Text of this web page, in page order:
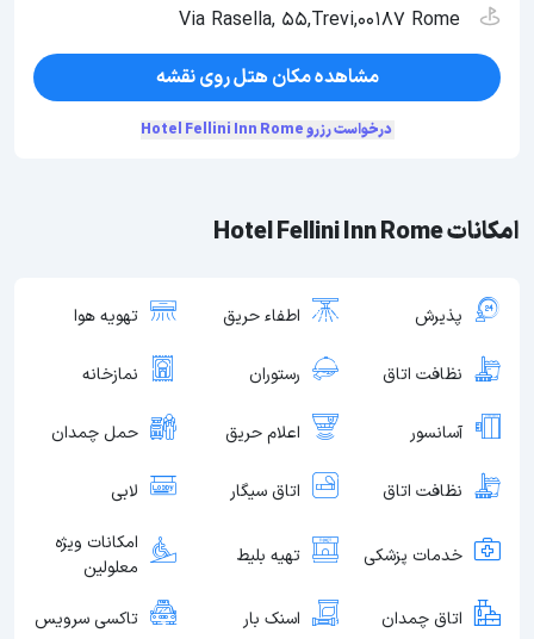
امکانات Hotel Fellini Inn Rome
پذیرش اطفاء حریق تهویه هوا
نظافت اتاق رستوران نمازخانه
آسانسور اعلام حریق حمل چمدان
نظافت اتاق اتاق سیگار لابی
خدمات پزشکی تهیه بلیط
امکانات ویژه
معلولین
اتاق چمدان اسنک بار تاکسی سرویس
Via Rasella, 55,Trevi,00187 Rome
مشاهده مکان هتل روی نقشه
درخواست رزرو Hotel Fellini Inn Rome